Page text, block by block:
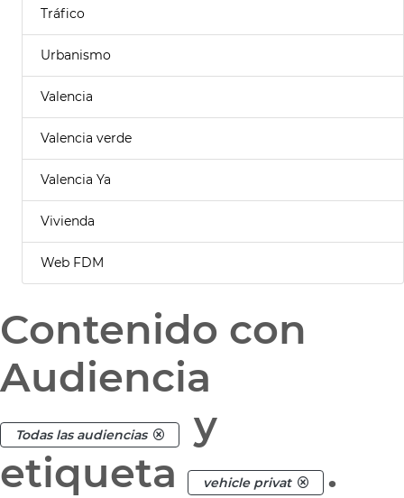
Tráfico
Urbanismo
Valencia
Valencia verde
Valencia Ya
Vivienda
Web FDM
Contenido con
Audiencia
Todas las audiencias
y
etiqueta
vehicle privat .